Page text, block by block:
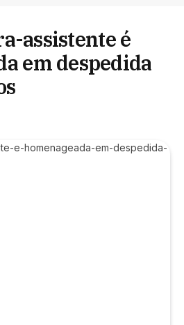
assistente é
em despedida